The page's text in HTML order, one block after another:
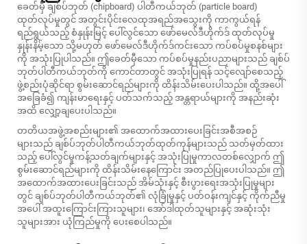
ခေတ်မှီ ချစ်ပ်ဘုတ် (chipboard) ပါတီကယ်ဘုတ် (particle board)
ထုတ်လုပ်မှုတွင် အတွင်းပိုင်းလေထုအရည်အသွေးကို ကာကွယ်ရန်
ရည်ရွယ်သည့် စံနှုန်းမြင့် ပေါ်လွင်သော ဖော်မေလ်ဒီဟိုက်ဒ် ထုတ်လုပ်မှု
နှုန်းနိမ့်သော သို့မဟုတ် ဖော်မေလ်ဒီဟိုက်ဒ်ကင်းသော ကပ်စပ်မှုစနစ်များ
ကို အသုံးပြုပါသည်။ ဤခေတ်မှီသော ကပ်စပ်မှုနည်းပညာများသည် ချစ်ပ်
ဘုတ်ပါတီကယ်ဘုတ်ကို ကောင်တာတွင် အသုံးပြုရန် သင့်လျော်စေသည့်
ဖွဲ့စည်းပုံဆိုင်ရာ စွမ်းဆောင်ရည်များကို ထိန်းသိမ်းပေးပါသည်။ ထို့အပေါ်
အခြေခံ၍ ကျန်းမာရေးနှင့် ပတ်သက်သည့် အန္တရာယ်များကို အနည်းဆုံး
အထိ လျှော့ချပေးပါသည်။
တတိယအဖွဲ့အစည်းများ၏ အထောက်အထားပေးခြင်းအစီအစဉ်
များသည် ချစ်ပ်ဘုတ်ပါတီကယ်ဘုတ်ထုတ်ကုန်များသည် သတ်မှတ်ထား
သည့် ပေါ်လွင်မှုကန့်သတ်ချက်များနှင့် အသုံးပြုမှုကာလတစ်လျှောက် ဤ
စွမ်းဆောင်ရည်များကို ထိန်းသိမ်းနေကြောင်း အတည်ပြုပေးပါသည်။ ဤ
အထောက်အထားပေးခြင်းသည် အိမ်သုံးနှင့် စီးပွားရေးအသုံးပြုမှုများ
တွင် ချစ်ပ်ဘုတ်ပါတီကယ်ဘုတ်၏ လုံခြုံမှုနှင့် ပတ်ဝန်းကျင်နှင့် ကိုက်ညီမှု
အပေါ် အထူးကြောင်းကြားသူများ၊ အော်ဒါထုတ်သူများနှင့် အဆုံးသုံး
သူများအား ယုံကြည်မှုကို ပေးစေပါသည်။